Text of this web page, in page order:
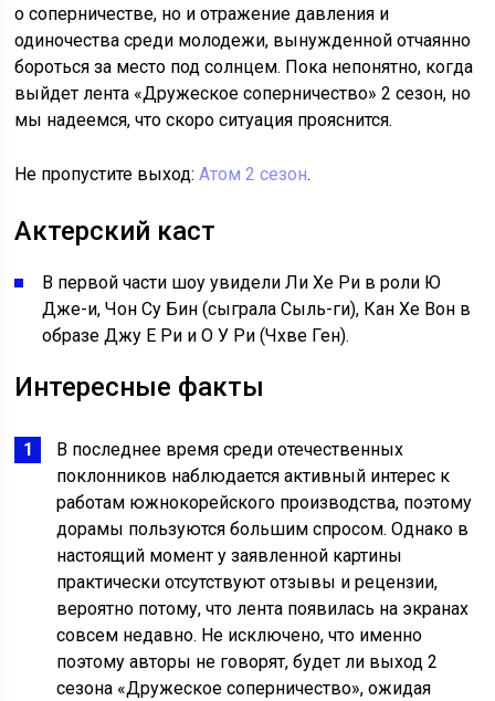
о соперничестве, но и отражение давления и
одиночества среди молодежи, вынужденной отчаянно
бороться за место под солнцем. Пока непонятно, когда
выйдет лента «Дружеское соперничество» 2 сезон, но
мы надеемся, что скоро ситуация прояснится.
Не пропустите выход:Атом 2 сезон.
Актерский каст
В первой части шоу увидели Ли Хе Ри в роли Ю
Дже-и, Чон Су Бин (сыграла Сыль-ги), Кан Хе Вон в
образе Джу Е Ри и О У Ри (Чхве Ген).
Интересные факты
В последнее время среди отечественных
поклонников наблюдается активный интерес к
работам южнокорейского производства, поэтому
дорамы пользуются большим спросом. Однако в
настоящий момент у заявленной картины
практически отсутствуют отзывы и рецензии,
вероятно потому, что лента появилась на экранах
совсем недавно. Не исключено, что именно
поэтому авторы не говорят, будет ли выход 2
сезона «Дружеское соперничество», ожидая